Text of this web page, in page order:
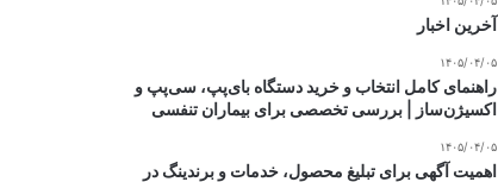
آخرین اخبار
۱۴۰۵/۰۴/۰۵
راهنمای کامل انتخاب و خرید دستگاه بای‌پپ، سی‌پپ و
اکسیژن‌ساز | بررسی تخصصی برای بیماران تنفسی
۱۴۰۵/۰۴/۰۵
اهمیت آگهی برای تبلیغ محصول، خدمات و برندینگ در